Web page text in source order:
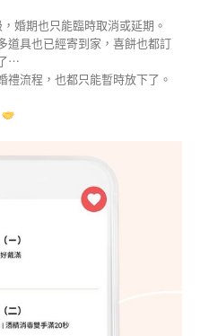
婚期也只能臨時取消或延期。
道具也已經寄到家，喜餅也都訂
⋯
流程，也都只能暫時放下了。